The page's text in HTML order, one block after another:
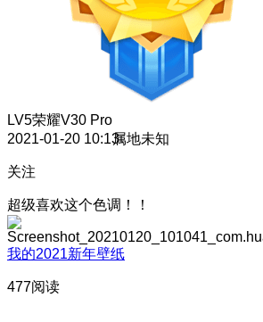
LV5荣耀V30 Pro
2021-01-20 10:13属地未知
关注
超级喜欢这个色调！！
我的2021新年壁纸
477阅读